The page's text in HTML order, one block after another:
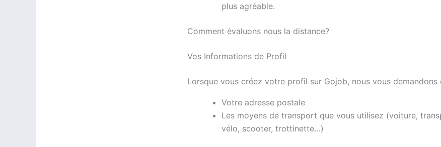
plus agréable.
Comment évaluons nous la distance?
Vos Informations de Profil
Lorsque vous créez votre profil sur Gojob, nous vous demandons
Votre adresse postale
Les moyens de transport que vous utilisez (voiture,
vélo, scooter, trottinette…)